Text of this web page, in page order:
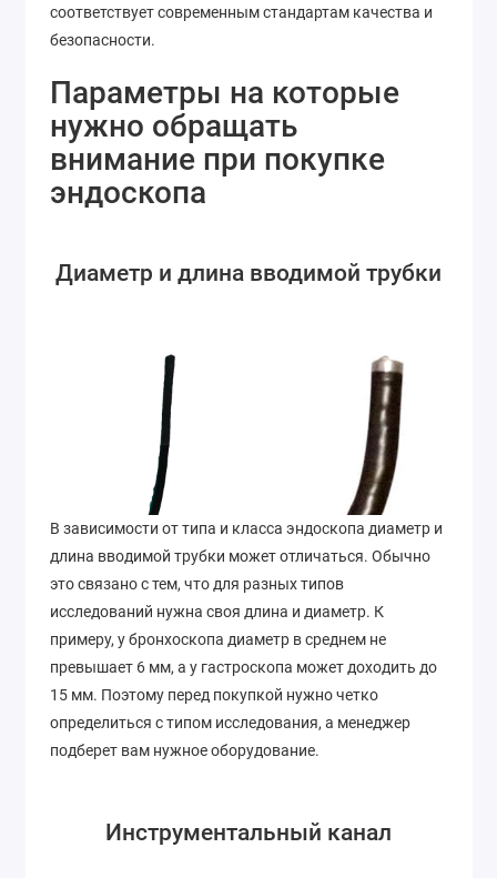
соответствует современным стандартам качества и
безопасности.
Параметры на которые
нужно обращать
внимание при покупке
эндоскопа
Диаметр и длина вводимой трубки
В зависимости от типа и класса эндоскопа диаметр и
длина вводимой трубки может отличаться. Обычно
это связано с тем, что для разных типов
исследований нужна своя длина и диаметр. К
примеру, у бронхоскопа диаметр в среднем не
превышает 6 мм, а у гастроскопа может доходить до
15 мм. Поэтому перед покупкой нужно четко
определиться с типом исследования, а менеджер
подберет вам нужное оборудование.
Инструментальный канал